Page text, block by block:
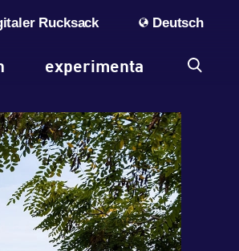
Rucksack Deutsch
experimenta